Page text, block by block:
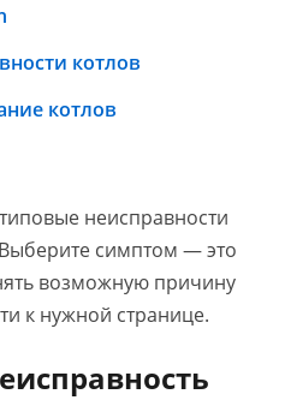
котлов
котлов
неисправности
симптом — это
возможную причину
к нужной странице.